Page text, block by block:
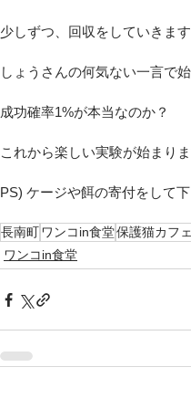
少しずつ、回収をしていきます
しょうさんの何気ない一言で
成功確率1%が本当なのか？
これから楽しい実験が始まりま
PS) ケージや餌の寄付をして
長南町ワンコin食堂保護猫カフ
ワンコin食堂